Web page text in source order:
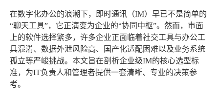
在数字化办公的浪潮下，即时通讯（IM）早已不是简单的
“聊天工具”，它正演变为企业的“协同中枢”。然而，市面
上的软件选择繁多，许多企业正面临着社交工具与办公工
具混淆、数据外泄风险高、国产化适配困难以及业务系统
孤立等严峻挑战。本文旨在剖析企业级IM的核心选型标
准，为IT负责人和管理者提供一套清晰、专业的决策参
考。